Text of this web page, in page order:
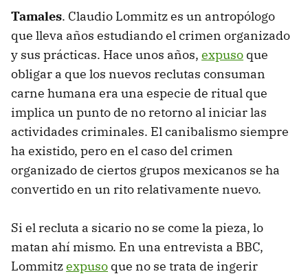
Tamales. Claudio Lommitz es un antropólogo
que lleva años estudiando el crimen organizado
y sus prácticas. Hace unos años, expuso que
obligar a que los nuevos reclutas consuman
carne humana era una especie de ritual que
implica un punto de no retorno al iniciar las
actividades criminales. El canibalismo siempre
ha existido, pero en el caso del crimen
organizado de ciertos grupos mexicanos se ha
convertido en un rito relativamente nuevo.
Si el recluta a sicario no se come la pieza, lo
matan ahí mismo. En una entrevista a BBC,
Lommitzexpuso que no se trata de ingerir